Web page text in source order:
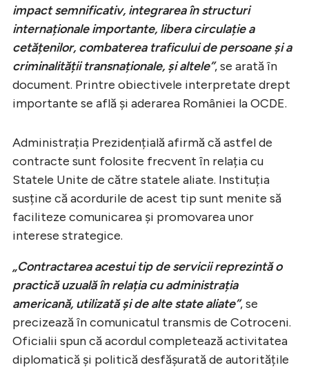
impact semnificativ, integrarea în structuri
internaționale importante, libera circulație a
cetățenilor, combaterea traficului de persoane și a
criminalității transnaționale, și altele”, se arată în
document. Printre obiectivele interpretate drept
importante se află și aderarea României la OCDE.
Administrația Prezidențială afirmă că astfel de
contracte sunt folosite frecvent în relația cu
Statele Unite de către statele aliate. Instituția
susține că acordurile de acest tip sunt menite să
faciliteze comunicarea și promovarea unor
interese strategice.
„Contractarea acestui tip de servicii reprezintă o
practică uzuală în relația cu administrația
americană, utilizată și de alte state aliate”, se
precizează în comunicatul transmis de Cotroceni.
Oficialii spun că acordul completează activitatea
diplomatică și politică desfășurată de autoritățile